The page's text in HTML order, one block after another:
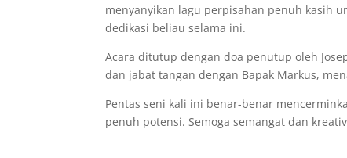
menyanyikan lagu perpisahan penuh kasih
dedikasi beliau selama ini.
Acara ditutup dengan doa penutup oleh
dan jabat tangan dengan Bapak Markus,
Pentas seni kali ini benar-benar
penuh potensi. Semoga semangat dan